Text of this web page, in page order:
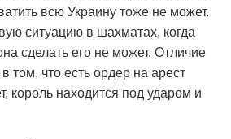
всю Украину тоже не может.
ситуацию в шахматах, когда
сделать его не может. Отличие
том, что есть ордер на арест
король находится под ударом и